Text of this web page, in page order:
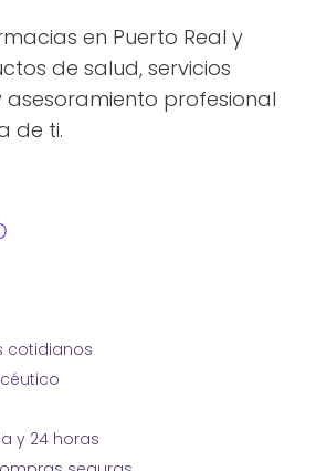
en Puerto Real y
de salud, servicios
profesional
de ti.
cotidianos
y 24 horas